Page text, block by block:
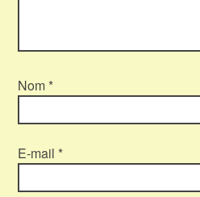
Nom *
E-mail *